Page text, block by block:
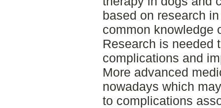
based on research
common knowledge
Research is needed
complications and
More advanced
nowadays which
to complications